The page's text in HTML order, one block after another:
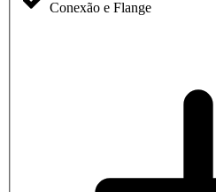
Conexão e Flange